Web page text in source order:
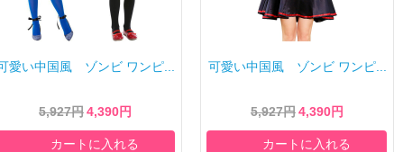
愛い中国風 ゾンビ ワンピ...
5,927円4,390円
カートに入れる
可愛い中国風 ゾンビ ワンピ...
5,927円4,390円
カートに入れる